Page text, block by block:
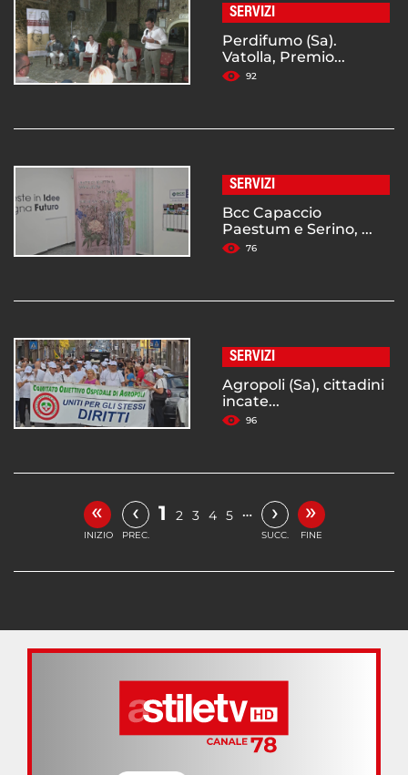
SERVIZI
Perdifumo (Sa).
Vatolla, Premio...
92
SERVIZI
Bcc Capaccio
Paestum e Serino, ...
76
SERVIZI
Agropoli (Sa), cittadini
incate...
96
«
INIZIO
‹
PREC.
1 2 3 4 5 … ›
SUCC.
»
FINE